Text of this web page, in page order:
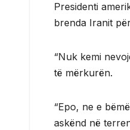
Presidenti
brenda Iranit
“Nuk kemi
të mërkurën.
“Epo, ne e
askënd në